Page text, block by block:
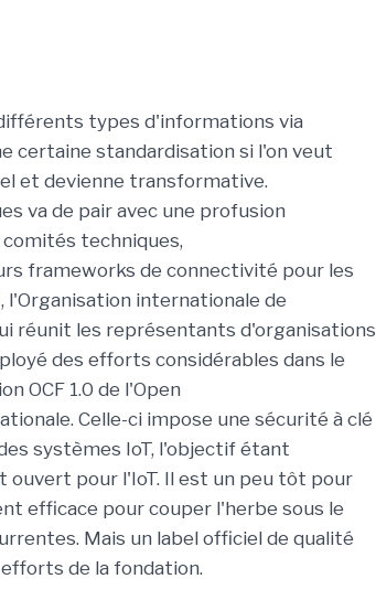
types d'informations via
certaine standardisationsi l'on veut
et devienne transformative.
va de pair avec une profusion
comités techniques,
frameworks de connectivité pour les
, l'Organisation internationale de
réunit les représentants d'organisations
des efforts considérables dans le
OCF 1.0 de l'Open
. Celle-ci impose une sécurité à clé
systèmes IoT, l'objectif étant
ouvert pour l'IoT. Il est un peu tôt pour
efficace pour couper l'herbe sous le
Mais un label officiel de qualité
de la fondation.